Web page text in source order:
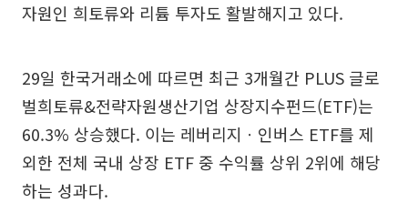
자원인 희토류와 리튬 투자도 활발해지고 있다.
29일 한국거래소에 따르면 최근 3개월간 PLUS 글로
벌희토류&전략자원생산기업 상장지수펀드(ETF)는
60.3% 상승했다. 이는 레버리지ㆍ인버스 ETF를 제
외한 전체 국내 상장 ETF 중 수익률 상위 2위에 해당
하는 성과다.